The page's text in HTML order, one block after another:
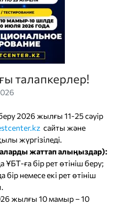
талапкерлер!
2026 жылғы 11-25 сәуір
сайты және
жүргізіледі.
жаттап алыңыздар):
ҰБТ-ға бір рет өтініш беру;
бір немесе екі рет өтініш
жылғы 10 мамыр – 10